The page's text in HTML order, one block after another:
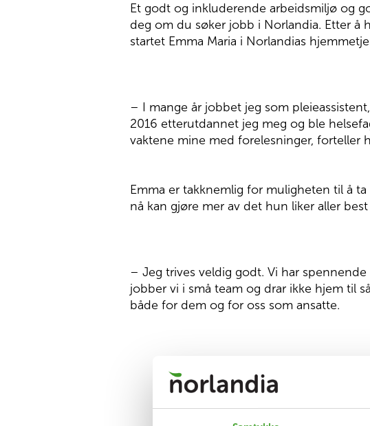
Et godt og inkluderende arbeidsmiljø og
deg om du søker jobb i Norlandia. Etter å
startet Emma Maria i Norlandias
– I mange år jobbet jeg som
2016 etterutdannet jeg meg og ble
vaktene mine med forelesninger, forteller
Emma er takknemlig for muligheten til å
nå kan gjøre mer av det hun liker aller
– Jeg trives veldig godt. Vi har
jobber vi i små team og drar ikke hjem til
både for dem og for oss som ansatte.